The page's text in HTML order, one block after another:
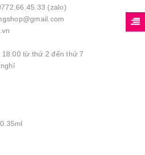
(zalo)
từ thứ 2 đến thứ 7